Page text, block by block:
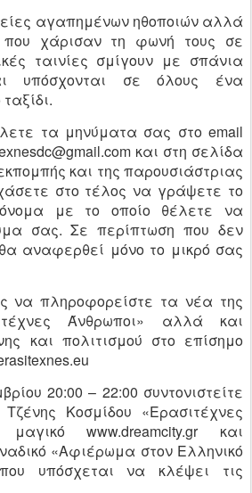
αγαπημένων ηθοποιών αλλά
που χάρισαν τη φωνή τους σε
ταινίες σμίγουν με σπάνια
υπόσχονται σε όλους ένα
τα μηνύματα σας στο email
και στη σελίδα
και της παρουσιάστριας
στο τέλος να γράψετε το
με το οποίο θέλετε να
σας. Σε περίπτωση που δεν
αναφερθεί μόνο το μικρό σας
να πληροφορείστε τα νέα της
Άνθρωποι» αλλά και
και πολιτισμού στο επίσημο
20:00 – 22:00 συντονιστείτε
Κοσμίδου «Ερασιτέχνες
www.dreamcity.gr και
«Αφιέρωμα στον Ελληνικό
υπόσχεται να κλέψει τις